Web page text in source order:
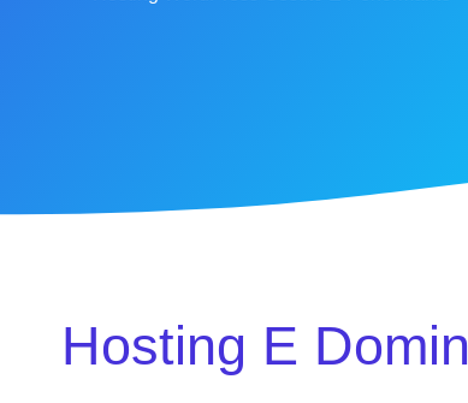
Hosting E